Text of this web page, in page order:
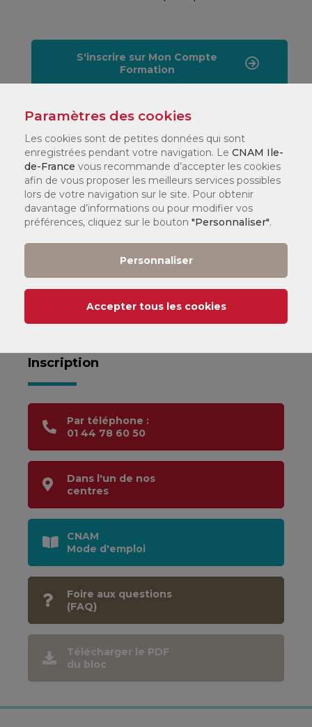
S'inscrire sur Mon Compte
Formation
Code Bloc
LG036C74
Formation éligible au CPF
Inscription
Par téléphone :
01 44 78 60 50
Dans l'un de nos
centres
CNAM
Mode d'emploi
Foire aux questions
(FAQ)
Télécharger le PDF
du bloc
Paramètres des cookies
Les cookies sont de petites données qui sont
enregistrées pendant votre navigation. Le CNAM Ile-
de-France vous recommande d’accepter les cookies
afin de vous proposer les meilleurs services possibles
lors de votre navigation sur le site. Pour obtenir
davantage d’informations ou pour modifier vos
préférences, cliquez sur le bouton "Personnaliser".
Personnaliser
Accepter tous les cookies